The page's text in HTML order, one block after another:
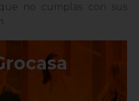
no cumplas con sus